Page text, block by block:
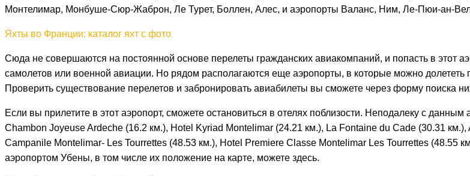
Монтелимар, Монбуше-Сюр-Жаброн, Ле Турет, Боллен, Алес, и аэропорты Валанс, Ним, Ле-Пюи-ан-
Яхты во Франции: каталог яхт с фото
Сюда не совершаются на постоянной основе перелеты гражданских авиакомпаний, и попасть в этот
самолетов или военной авиации. Но рядом располагаются еще аэропорты, в которые можно
Проверить существование перелетов и забронировать авиабилеты вы сможете через форму поиска
Если вы прилетите в этот аэропорт, сможете остановиться в отелях поблизости. Неподалеку с
Chambon Joyeuse Ardeche (16.2 км.), Hotel Kyriad Montelimar (24.21 км.), La Fontaine du Cade (30.31
Campanile Montelimar- Les Tourrettes (48.53 км.), Hotel Premiere Classe Montelimar Les Tourrettes (48.55
аэропортом Убены, в том числе их положение на карте, можете здесь.